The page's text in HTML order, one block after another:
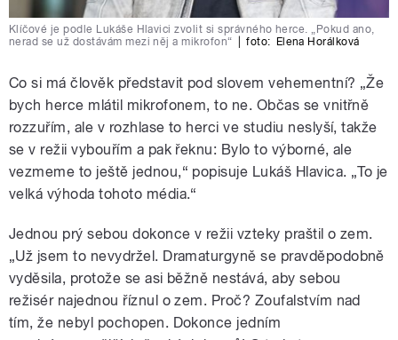
Klíčové je podle Lukáše Hlavici zvolit si správného herce. „Pokud ano,
nerad se už dostávám mezi něj a mikrofon“
foto: Elena Horálková
Co si má člověk představit pod slovem vehementní? „Že
bych herce mlátil mikrofonem, to ne. Občas se vnitřně
rozzuřím, ale v rozhlase to herci ve studiu neslyší, takže
se v režii vybouřím a pak řeknu: Bylo to výborné, ale
vezmeme to ještě jednou,“ popisuje Lukáš Hlavica. „To je
velká výhoda tohoto média.“
Jednou prý sebou dokonce v režii vzteky praštil o zem.
„Už jsem to nevydržel. Dramaturgyně se pravděpodobně
vyděsila, protože se asi běžně nestává, aby sebou
režisér najednou říznul o zem. Proč? Zoufalstvím nad
tím, že nebyl pochopen. Dokonce jedním